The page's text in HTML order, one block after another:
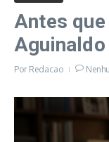
Antes
Por Redacao